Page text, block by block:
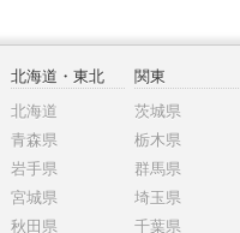
北海道・東北
北海道
青森県
岩手県
宮城県
秋田県
関東
茨城県
栃木県
群馬県
埼玉県
千葉県